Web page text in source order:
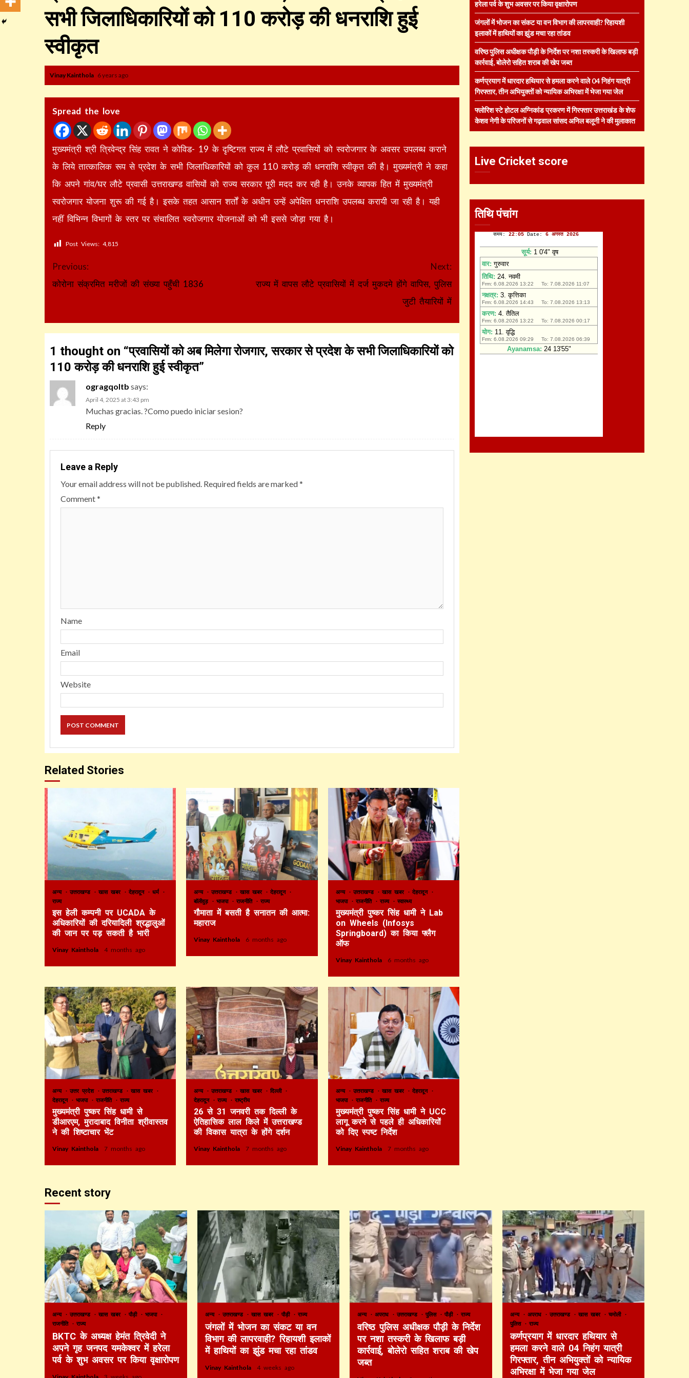
सभी जिलाधिकारियों को 110 करोड़ की धनराशि हुई
स्वीकृत
Vinay Kainthola 6 years ago
Spread the love
मुख्यमंत्री श्री त्रिवेन्द्र सिंह रावत ने कोविड- 19 के दृष्टिगत राज्य में लौटे प्रवासियों को स्वरोजगार के अवसर उपलब्ध कराने
के लिये तात्कालिक रूप से प्रदेश के सभी जिलाधिकारियों को कुल 110 करोड़ की धनराशि स्वीकृत की है। मुख्यमंत्री ने कहा
कि अपने गांव/घर लौटे प्रवासी उत्तराखण्ड वासियों को राज्य सरकार पूरी मदद कर रही है। उनके व्यापक हित में मुख्यमंत्री
स्वरोजगार योजना शुरू की गई है। इसके तहत आसान शर्तों के अधीन उन्हें अपेक्षित धनराशि उपलब्ध करायी जा रही है। यही
नहीं विभिन्न विभागों के स्तर पर संचालित स्वरोजगार योजनाओं को भी इससे जोड़ा गया है।
Post Views: 4,815
Continue
Reading
Previous:
कोरोना संक्रमित मरीजों की संख्या पहुँची 1836
Next:
राज्य में वापस लौटे प्रवासियों में दर्ज मुकदमे होंगे वापिस, पुलिस
जुटी तैयारियों में
1 thought on “प्रवासियों को अब मिलेगा रोजगार, सरकार से प्रदेश के सभी जिलाधिकारियों को
110 करोड़ की धनराशि हुई स्वीकृत”
ogragqoltb says:
April 4, 2025 at 3:43 pm
Muchas gracias. ?Como puedo iniciar sesion?
Reply
Leave a Reply
Your email address will not be published. Required fields are marked*
Comment*
Name
Email
Website
Related Stories
अन्य उत्तराखण्ड खास खबर देहरादून
धर्म
राज्य
इस हेली कम्पनी पर UCADA के
अधिकारियों की दरियादिली श्रद्धालुओं
की जान पर पड़ सकती है भारी
Vinay Kainthola 4 months ago
अन्य उत्तराखण्ड खास खबर
देहरादून
बाॅलीवुड़
भाजपा राजनीति राज्य
गौमाता में बसती है सनातन की आत्मा:
महाराज
Vinay Kainthola 6 months ago
अन्य उत्तराखण्ड खास खबर
देहरादून
भाजपा
राजनीति राज्य स्वास्थ्य
मुख्यमंत्री पुष्कर सिंह धामी ने Lab
on Wheels (Infosys
Springboard) का किया फ्लैग
ऑफ
Vinay Kainthola 6 months ago
अन्य उत्तर प्रदेश उत्तराखण्ड
खास खबर
देहरादून
भाजपा राजनीति राज्य
मुख्यमंत्री पुष्कर सिंह धामी से
डीआरएम, मुरादाबाद विनीता श्रीवास्तव
ने की शिष्टाचार भेंट
Vinay Kainthola 7 months ago
अन्य उत्तराखण्ड खास खबर
दिल्ली
देहरादून
राज्य राष्ट्रीय
26 से 31 जनवरी तक दिल्ली के
ऐतिहासिक लाल किले में उत्तराखण्ड
की विकास यात्रा के होंगे दर्शन
Vinay Kainthola 7 months ago
अन्य उत्तराखण्ड खास खबर
देहरादून
भाजपा
राजनीति राज्य
मुख्यमंत्री पुष्कर सिंह धामी ने UCC
लागू करने से पहले ही अधिकारियों
को दिए स्पष्ट निर्देश
Vinay Kainthola 7 months ago
हरेला पर्व के शुभ अवसर पर किया वृक्षारोपण
जंगलों में भोजन का संकट या वन विभाग की लापरवाही? रिहायशी
इलाकों में हाथियों का झुंड मचा रहा तांडव
वरिष्ठ पुलिस अधीक्षक पौड़ी के निर्देश पर नशा तस्करी के खिलाफ बड़ी
कार्रवाई, बोलेरो सहित शराब की खेप जब्त
कर्णप्रयाग में धारदार हथियार से हमला करने वाले 04 निहंग यात्री
गिरफ्तार, तीन अभियुक्तों को न्यायिक अभिरक्षा में भेजा गया जेल
फ्लोरिश स्टे होटल अग्निकांड प्रकरण में गिरफ्तार उत्तराखंड के शेफ
केशव नेगी के परिजनों से गढ़वाल सांसद अनिल बलूनी ने की मुलाकात
Live Cricket score
तिथि पंचांग
Recent story
अन्य उत्तराखण्ड खास खबर पौड़ी
भाजपा
राजनीति
राज्य
BKTC के अध्यक्ष हेमंत त्रिवेदी ने
अपने गृह जनपद यमकेश्वर में हरेला
पर्व के शुभ अवसर पर किया वृक्षारोपण
अन्य उत्तराखण्ड खास खबर पौड़ी राज्य
जंगलों में भोजन का संकट या वन
विभाग की लापरवाही? रिहायशी इलाकों
में हाथियों का झुंड मचा रहा तांडव
Vinay Kainthola 4 weeks ago
अन्य अपराध उत्तराखण्ड पुलिस पौड़ी राज्य
वरिष्ठ पुलिस अधीक्षक पौड़ी के निर्देश
पर नशा तस्करी के खिलाफ बड़ी
कार्रवाई, बोलेरो सहित शराब की खेप
जब्त
अन्य अपराध उत्तराखण्ड खास खबर
चमोली
पुलिस
राज्य
कर्णप्रयाग में धारदार हथियार से
हमला करने वाले 04 निहंग यात्री
गिरफ्तार, तीन अभियुक्तों को न्यायिक
अभिरक्षा में भेजा गया जेल